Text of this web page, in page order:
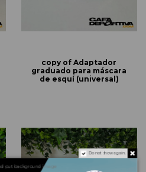
copy of Adaptador
graduado para máscara
de esquí (universal)
Do not show again.
put background image